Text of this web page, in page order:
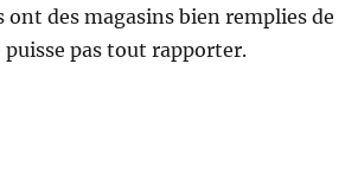
des magasins bien remplies de
puisse pas tout rapporter.